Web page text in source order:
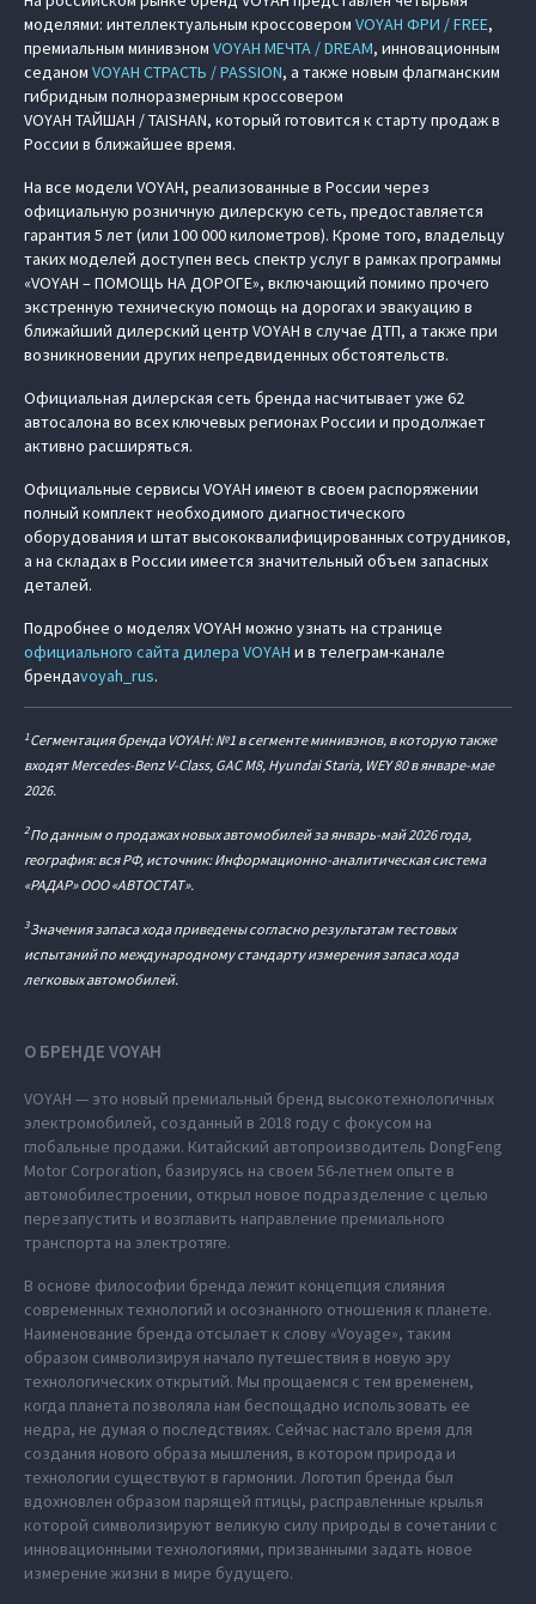
моделями: интеллектуальным кроссовером VOYAH ФРИ / FREE,
премиальным минивэном VOYAH МЕЧТА / DREAM, инновационным
седаном VOYAH СТРАСТЬ / PASSION, а также новым флагманским
гибридным полноразмерным кроссовером
VOYAH ТАЙШАН / TAISHAN, который готовится к старту продаж в
России в ближайшее время.
На все модели VOYAH, реализованные в России через
официальную розничную дилерскую сеть, предоставляется
гарантия 5 лет (или 100 000 километров). Кроме того, владельцу
таких моделей доступен весь спектр услуг в рамках программы
«VOYAH – ПОМОЩЬ НА ДОРОГЕ», включающий помимо прочего
экстренную техническую помощь на дорогах и эвакуацию в
ближайший дилерский центр VOYAH в случае ДТП, а также при
возникновении других непредвиденных обстоятельств.
Официальная дилерская сеть бренда насчитывает уже 62
автосалона во всех ключевых регионах России и продолжает
активно расширяться.
Официальные сервисы VOYAH имеют в своем распоряжении
полный комплект необходимого диагностического
оборудования и штат высококвалифицированных сотрудников,
а на складах в России имеется значительный объем запасных
деталей.
Подробнее о моделях VOYAH можно узнать на странице
официального сайта дилера VOYAH и в телеграм-канале
брендаvoyah_rus.
1Сегментация бренда VOYAH: №1 в сегменте минивэнов, в которую также
входят Mercedes-Benz V-Class, GAC M8, Hyundai Staria, WEY 80 в январе-мае
2026.
2По данным о продажах новых автомобилей за январь-май 2026 года,
география: вся РФ, источник: Информационно-аналитическая система
«РАДАР» ООО «АВТОСТАТ».
3Значения запаса хода приведены согласно результатам тестовых
испытаний по международному стандарту измерения запаса хода
легковых автомобилей.
О БРЕНДЕ VOYAH
VOYAH — это новый премиальный бренд высокотехнологичных
электромобилей, созданный в 2018 году с фокусом на
глобальные продажи. Китайский автопроизводитель DongFeng
Motor Corporation, базируясь на своем 56-летнем опыте в
автомобилестроении, открыл новое подразделение с целью
перезапустить и возглавить направление премиального
транспорта на электротяге.
В основе философии бренда лежит концепция слияния
современных технологий и осознанного отношения к планете.
Наименование бренда отсылает к слову «Voyage», таким
образом символизируя начало путешествия в новую эру
технологических открытий. Мы прощаемся с тем временем,
когда планета позволяла нам беспощадно использовать ее
недра, не думая о последствиях. Сейчас настало время для
создания нового образа мышления, в котором природа и
технологии существуют в гармонии. Логотип бренда был
вдохновлен образом парящей птицы, расправленные крылья
которой символизируют великую силу природы в сочетании с
инновационными технологиями, призванными задать новое
измерение жизни в мире будущего.